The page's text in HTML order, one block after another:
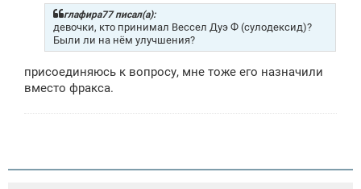
глафира77 писал(а):
девочки, кто принимал Вессел Дуэ Ф (сулодексид)?
Были ли на нём улучшения?
присоединяюсь к вопросу, мне тоже его назначили
вместо фракса.